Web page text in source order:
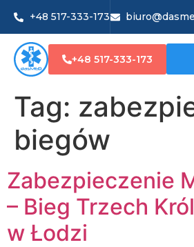
+48 517-333-173
+48 517-333-173
Tag:
biegów
Zabezpieczenie
– Bieg Trzech
w Łodzi